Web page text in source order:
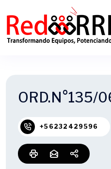
ORD.N°135/
+56232429596